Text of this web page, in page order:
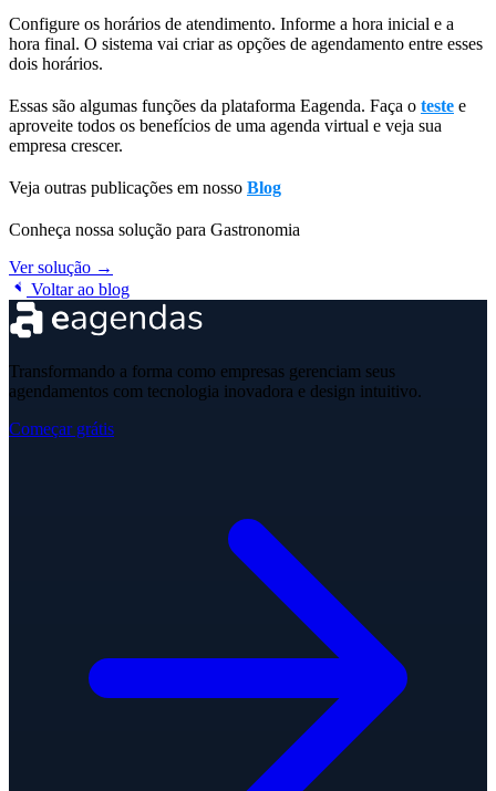
Configure os horários de atendimento. Informe a hora inicial e a
hora final. O sistema vai criar as opções de agendamento entre esses
dois horários.
Essas são algumas funções da plataforma Eagenda. Faça o teste e
aproveite todos os benefícios de uma agenda virtual e veja sua
empresa crescer.
Veja outras publicações em nosso Blog
Conheça nossa solução para Gastronomia
Ver solução →
Voltar ao blog
Transformando a forma como empresas gerenciam seus
agendamentos com tecnologia inovadora e design intuitivo.
Começar grátis